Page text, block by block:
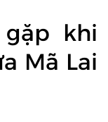
khi
Mã Lai